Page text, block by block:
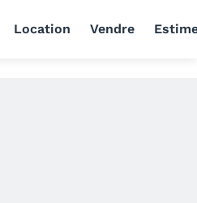
Location Vendre